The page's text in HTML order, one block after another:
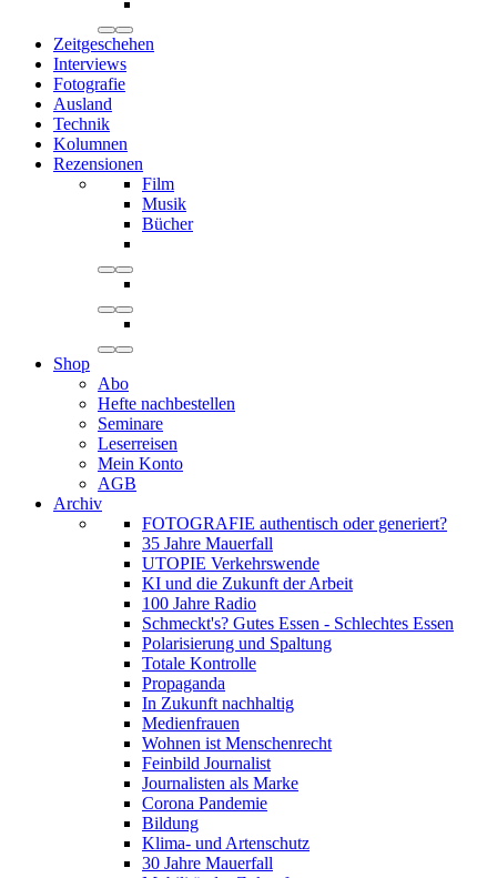
Zeitgeschehen
Interviews
Fotografie
Ausland
Technik
Kolumnen
Rezensionen
Film
Musik
Bücher
Shop
Abo
Hefte nachbestellen
Seminare
Leserreisen
Mein Konto
AGB
Archiv
FOTOGRAFIE authentisch oder generiert?
35 Jahre Mauerfall
UTOPIE Verkehrswende
KI und die Zukunft der Arbeit
100 Jahre Radio
Schmeckt's? Gutes Essen - Schlechtes Essen
Polarisierung und Spaltung
Totale Kontrolle
Propaganda
In Zukunft nachhaltig
Medienfrauen
Wohnen ist Menschenrecht
Feinbild Journalist
Journalisten als Marke
Corona Pandemie
Bildung
Klima- und Artenschutz
30 Jahre Mauerfall